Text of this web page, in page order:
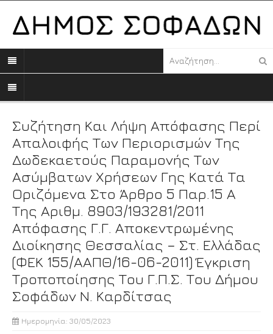
Συζήτηση Και Λήψη Απόφασης Περί
Απαλοιφής Των Περιορισμών Της
Δωδεκαετούς Παραμονής Των
Ασύμβατων Χρήσεων Γης Κατά Τα
Οριζόμενα Στο Άρθρο 5 Παρ.15 Α
Της Αριθμ. 8903/193281/2011
Απόφασης Γ.Γ. Αποκεντρωμένης
Διοίκησης Θεσσαλίας – Στ. Ελλάδας
(ΦΕΚ 155/ΑΑΠΘ/16-06-2011) Έγκριση
Τροποποίησης Του Γ.Π.Σ. Του Δήμου
Σοφάδων Ν. Καρδίτσας
Ημερομηνία: 30/05/2023